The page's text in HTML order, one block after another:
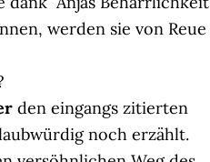
werden sie von Reue
den eingangs zitierten
noch erzählt.